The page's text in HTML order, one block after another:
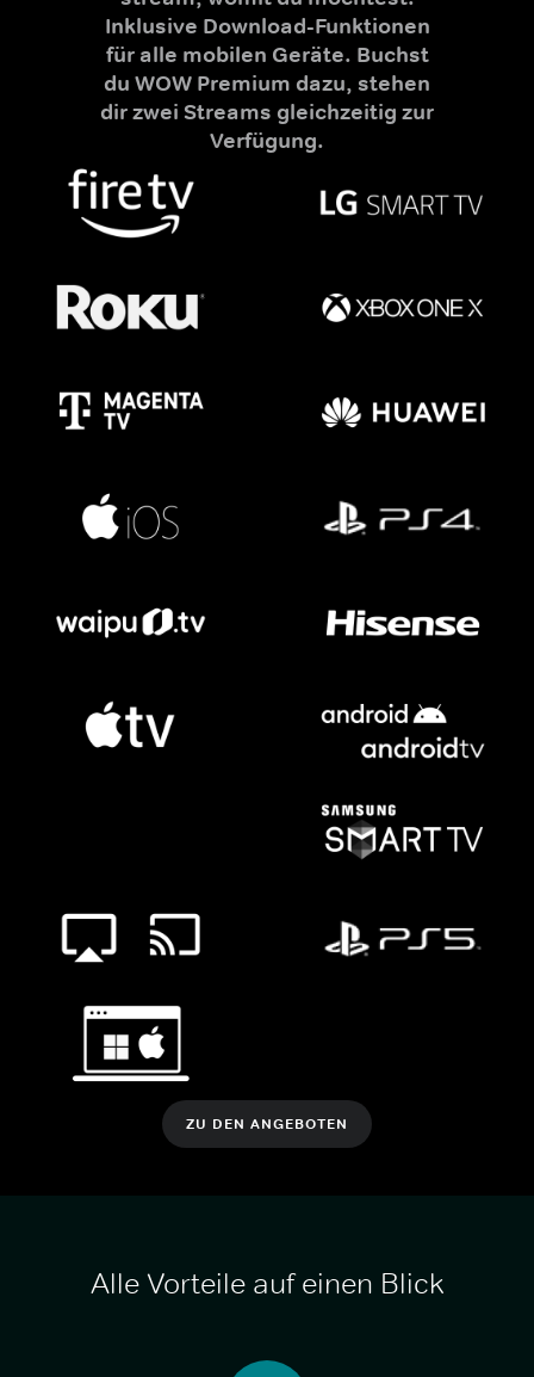
Inklusive Download-Funktionen
für alle mobilen Geräte. Buchst
du WOW Premium dazu, stehen
dir zwei Streams gleichzeitig zur
Verfügung.
ZU DEN ANGEBOTEN
Alle Vorteile auf einen Blick